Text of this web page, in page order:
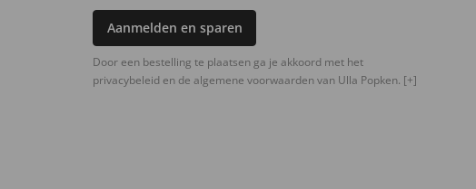
Aanmelden en sparen
Door een bestelling te plaatsen ga je akkoord met het
privacybeleid en de algemene voorwaarden van Ulla Popken. [+]